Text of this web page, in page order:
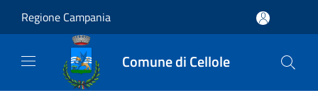
Regione Campania
Comune di Cellole